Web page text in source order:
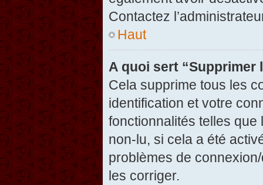
Contactez
Haut
A quoi sert “Supprimer
Cela supprime tous les
identification et votre
fonctionnalités telles que
non-lu, si cela a été
problèmes de
les corriger.